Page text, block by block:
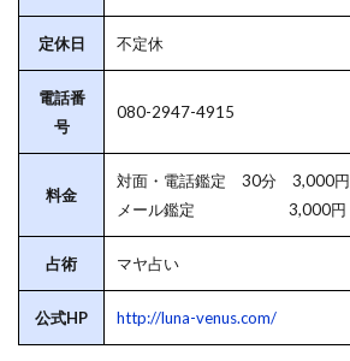
定休日 不定休
電話番
号
080-2947-4915
料金
対面・電話鑑定 30分 3,000円
メール鑑定 3,000円
占術 マヤ占い
公式HP http://luna-venus.com/